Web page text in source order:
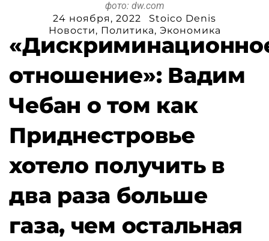
фото: dw.com
24 ноября, 2022
Stoico Denis
Новости, Политика, Экономика
отношение»: Вадим
Чебан о том как
Приднестровье
хотело получить в
два раза больше
газа, чем остальная